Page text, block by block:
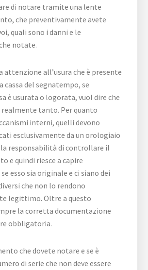
di notare tramite una lente
che preventivamente avete
quali sono i danni e le
notate.
all’usura che è presente
cassa del segnatempo, se
è usurata o logorata, vuol dire che
tanto. Per quanto
interni, quelli devono
esclusivamente da un orologiaio
la responsabilità di controllare il
e quindi riesce a capire
esso sia originale e ci siano dei
che non lo rendono
legittimo. Oltre a questo
la corretta documentazione
obbligatoria.
che dovete notare e se è
di serie che non deve essere